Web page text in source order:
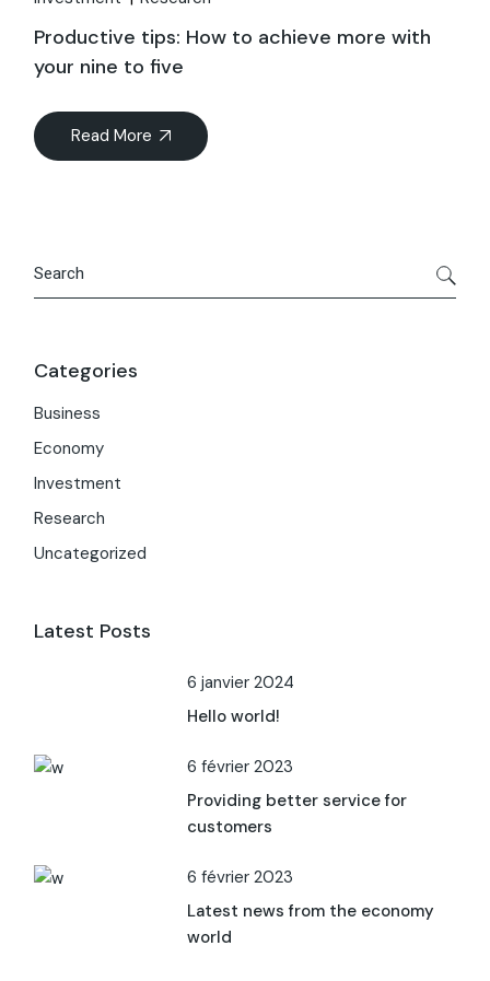
Productive tips: How to achieve more with
your nine to five
Read More
Categories
Business
Economy
Investment
Research
Uncategorized
Latest Posts
6 janvier 2024
Hello world!
6 février 2023
Providing better service for
customers
6 février 2023
Latest news from the economy
world